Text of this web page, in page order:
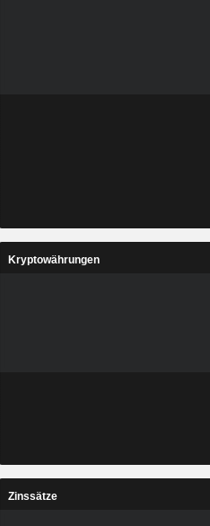
Kryptowährungen
Zinssätze